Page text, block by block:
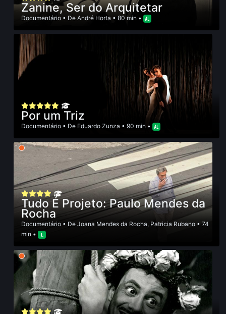
Zanine, Ser do Arquitetar
Documentário • De André Horta • 80 min •
Por um Triz
Documentário • De Eduardo Zunza • 90 min •
Tudo É Projeto: Paulo Mendes da
Rocha
Documentário • De Joana Mendes da Rocha, Patricia Rubano • 74
min •